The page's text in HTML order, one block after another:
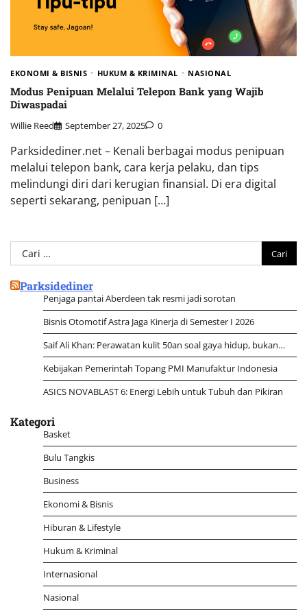
EKONOMI & BISNIS HUKUM & KRIMINAL NASIONAL
Modus Penipuan Melalui Telepon Bank yang Wajib
Diwaspadai
Willie Reed September 27, 2025 0
Parksidediner.net – Kenali berbagai modus penipuan
melalui telepon bank, cara kerja pelaku, dan tips
melindungi diri dari kerugian finansial. Di era digital
seperti sekarang, penipuan […]
Cari
untuk:
Parksidediner
Penjaga pantai Aberdeen tak resmi jadi sorotan
Bisnis Otomotif Astra Jaga Kinerja di Semester I 2026
Saif Ali Khan: Perawatan kulit 50an soal gaya hidup, bukan…
Kebijakan Pemerintah Topang PMI Manufaktur Indonesia
ASICS NOVABLAST 6: Energi Lebih untuk Tubuh dan Pikiran
Kategori
Basket
Bulu Tangkis
Business
Ekonomi & Bisnis
Hiburan & Lifestyle
Hukum & Kriminal
Internasional
Nasional